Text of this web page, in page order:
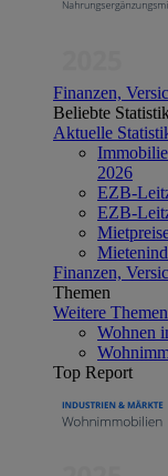
Finanzen,
Beliebte
Aktuelle
2026
EZB-
EZB-
Finanzen,
Themen
Weitere Themen
Wohnen
Top Report